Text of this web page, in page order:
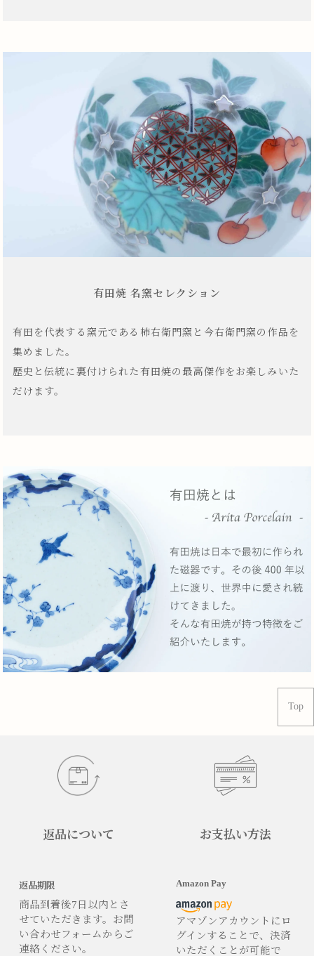
有田焼 名窯セレクション
有田を代表する窯元である柿右衛門窯と今右衛門窯の作品を
集めました。
歴史と伝統に裏付けられた有田焼の最高傑作をお楽しみいた
だけます。
Top
返品について
返品期限
商品到着後7日以内とさ
せていただきます。お問
い合わせフォームからご
連絡ください。
お支払い方法
Amazon Pay
アマゾンアカウントにロ
グインすることで、決済
いただくことが可能で